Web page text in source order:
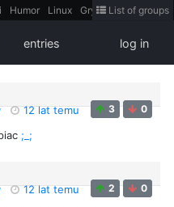
Humor Linux Gry
Teh
Truelolcontent
FilmyDokumentalne
Tradycyjne gry
List of groups
entries log in
12 lat temu 3 0
;_;
12 lat temu 2 0